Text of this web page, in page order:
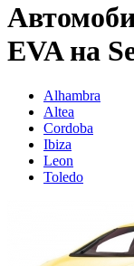
EVA на
Alhambra
Altea
Cordoba
Ibiza
Leon
Toledo